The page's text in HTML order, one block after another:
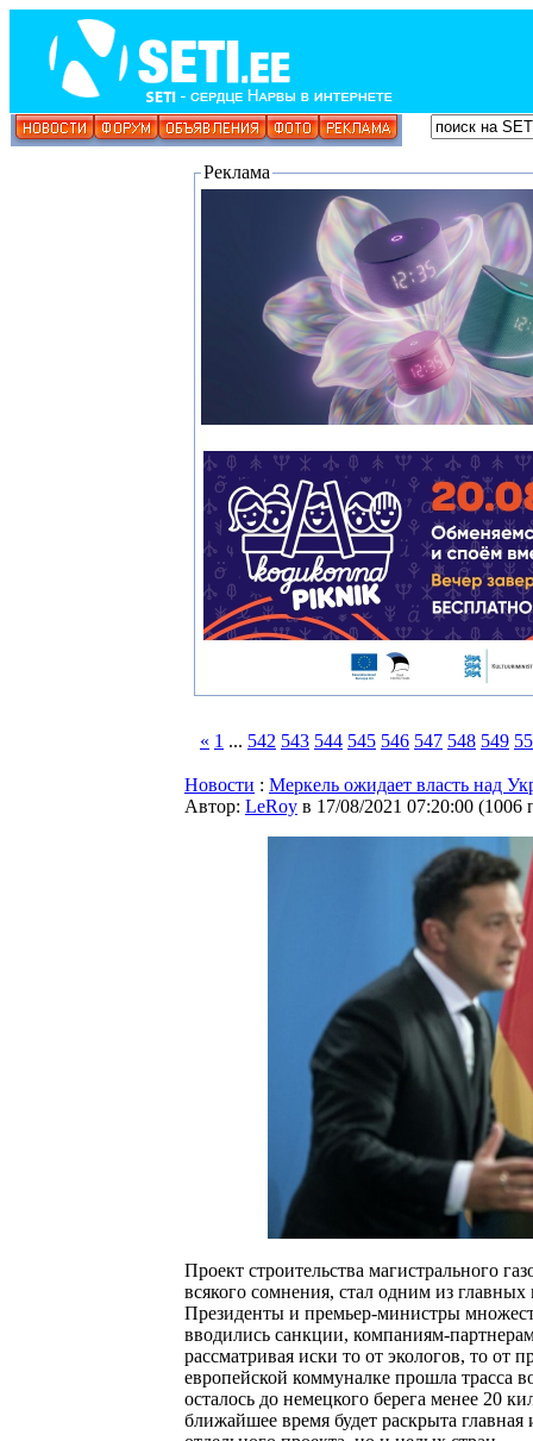
Реклама
« 1 ... 542 543 544 545 546 547 548 549
Новости : Меркель ожидает власть над
Автор: LeRoy в 17/08/2021 07:20:00 (1006
Проект строительства магистрального
всякого сомнения, стал одним из
Президенты и премьер-министры
вводились санкции, компаниям-
рассматривая иски то от экологов, то от
европейской коммуналке прошла трасса
осталось до немецкого берега менее 20
ближайшее время будет раскрыта